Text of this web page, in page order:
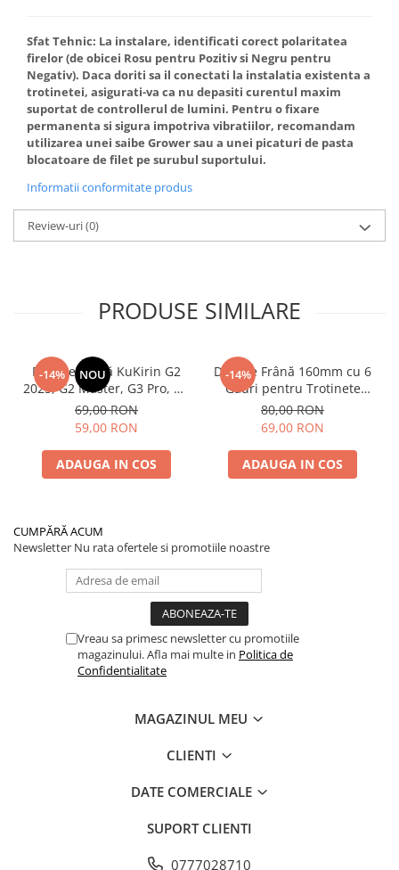
Sfat Tehnic: La instalare, identificati corect polaritatea
firelor (de obicei Rosu pentru Pozitiv si Negru pentru
Negativ). Daca doriti sa il conectati la instalatia existenta a
trotinetei, asigurati-va ca nu depasiti curentul maxim
suportat de controllerul de lumini. Pentru o fixare
permanenta si sigura impotriva vibratiilor, recomandam
utilizarea unei saibe Grower sau a unei picaturi de pasta
blocatoare de filet pe surubul suportului.
Informatii conformitate produs
Review-uri(0)
PRODUSE SIMILARE
-14% NOU
Plăcuțe Frână KuKirin G2
2025, G2 Master, G3 Pro, G4
– Set 2 Bucăți (Față sau
Spate) Premium
69,00 RON
59,00 RON
ADAUGA IN COS
-14%
Disc de Frână 160mm cu 6
Găuri pentru Trotinete
Electrice KuKirin G4 (Model
2025) și KuKirin G2 –
Performanță Premium
80,00 RON
69,00 RON
ADAUGA IN COS
CUMPĂRĂ ACUM
Newsletter Nu rata ofertele si promotiile noastre
Vreau sa primesc newsletter cu promotiile
magazinului. Afla mai multe in Politica de
Confidentialitate
MAGAZINUL MEU
CLIENTI
DATE COMERCIALE
SUPORT CLIENTI
0777028710